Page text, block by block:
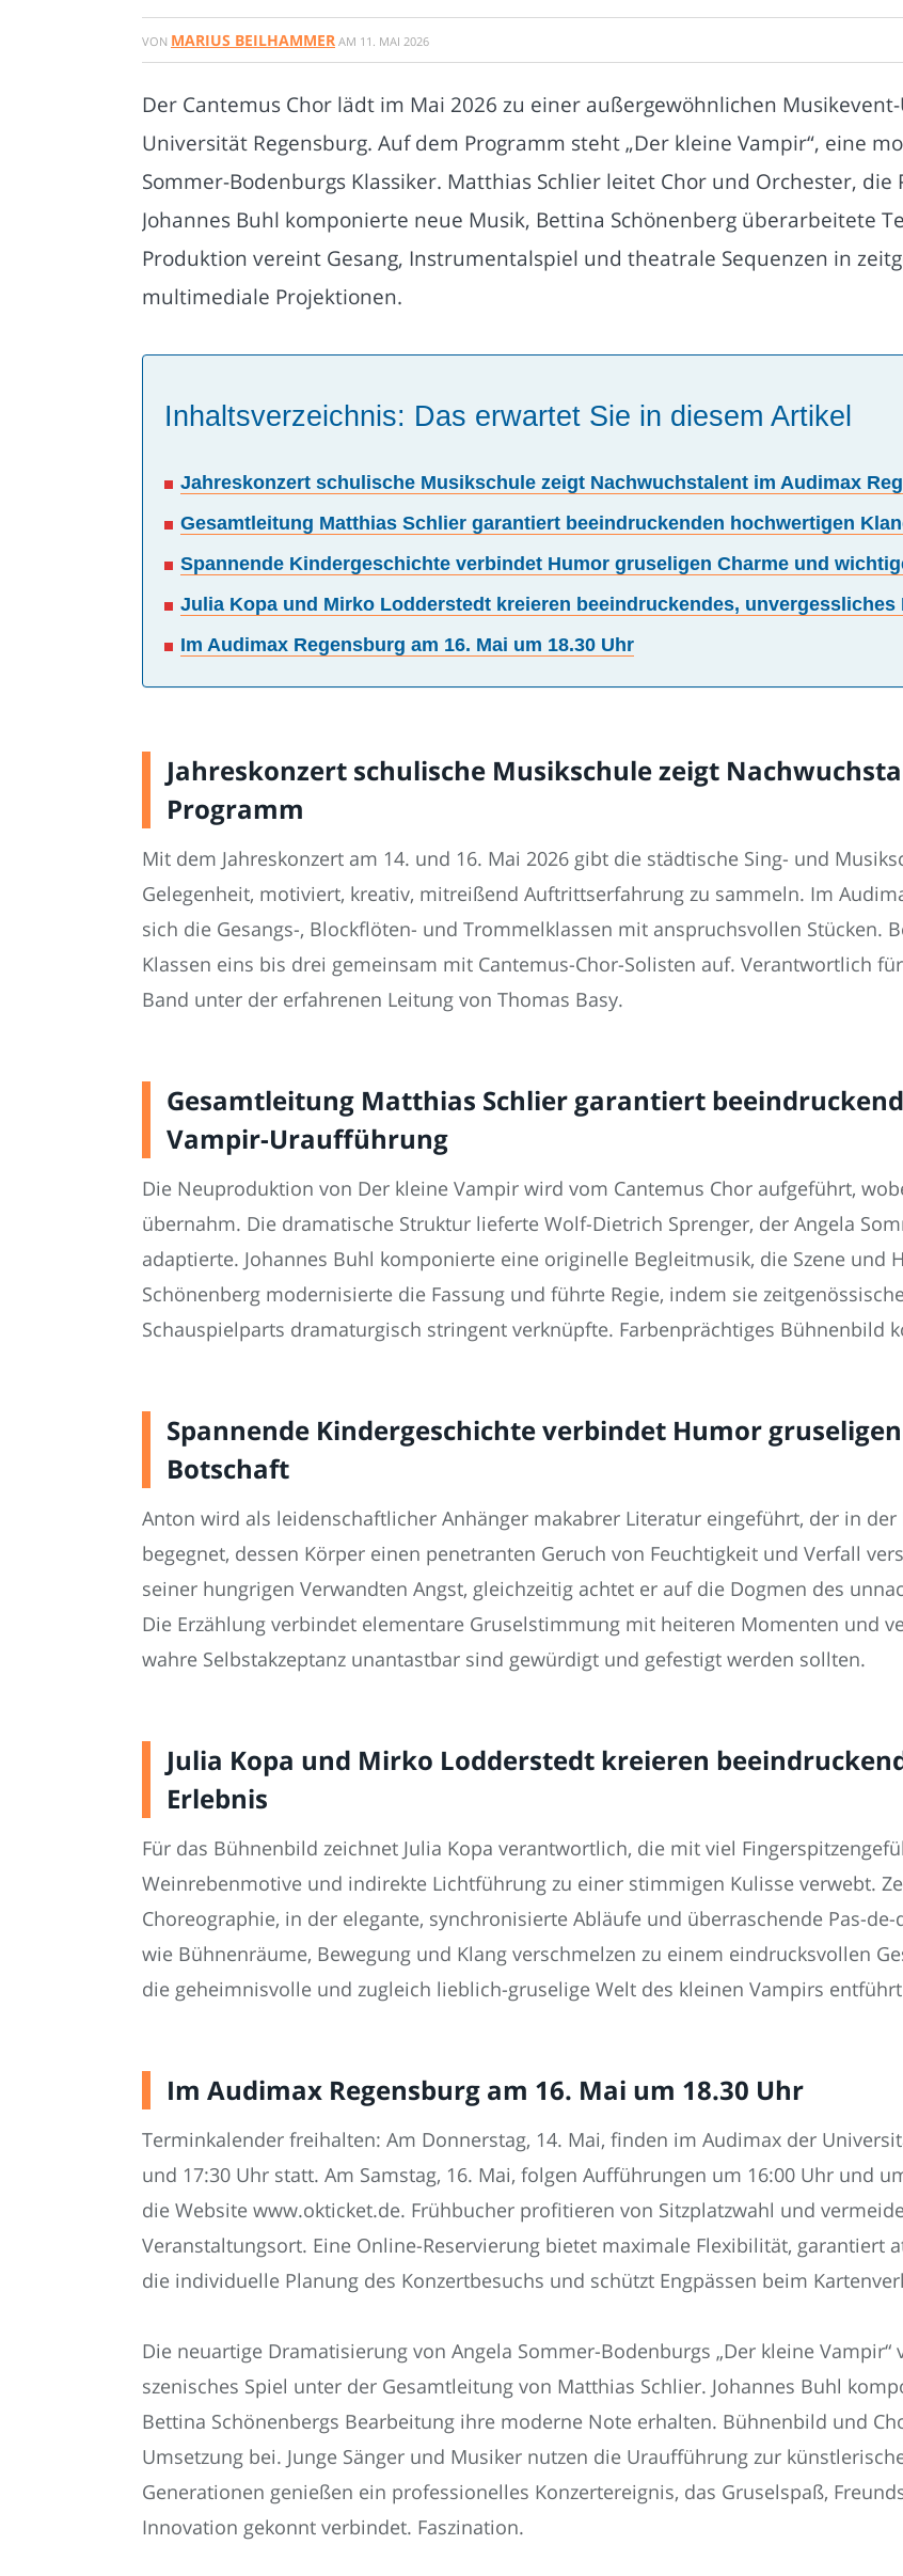
VON MARIUS BEILHAMMER AM 11. MAI 2026
Der Cantemus Chor lädt im Mai 2026 zu einer außergewöhnlichen
Universität Regensburg. Auf dem Programm steht „Der kleine Vampir“, eine
Sommer-Bodenburgs Klassiker. Matthias Schlier leitet Chor und Orchester,
Johannes Buhl komponierte neue Musik, Bettina Schönenberg überarbeitete
Produktion vereint Gesang, Instrumentalspiel und theatrale Sequenzen in
multimediale Projektionen.
Inhaltsverzeichnis: Das erwartet Sie in diesem Artikel
Jahreskonzert schulische Musikschule zeigt Nachwuchstalent im Audimax
Gesamtleitung Matthias Schlier garantiert beeindruckenden hochwertigen
Spannende Kindergeschichte verbindet Humor gruseligen Charme und
Julia Kopa und Mirko Lodderstedt kreieren beeindruckendes, unvergessliches
Im Audimax Regensburg am 16. Mai um 18.30 Uhr
Jahreskonzert schulische Musikschule zeigt
Programm
Mit dem Jahreskonzert am 14. und 16. Mai 2026 gibt die städtische Sing- und
Gelegenheit, motiviert, kreativ, mitreißend Auftrittserfahrung zu sammeln. Im
sich die Gesangs-, Blockflöten- und Trommelklassen mit anspruchsvollen Stücken.
Klassen eins bis drei gemeinsam mit Cantemus-Chor-Solisten auf. Verantwortlich
Band unter der erfahrenen Leitung von Thomas Basy.
Gesamtleitung Matthias Schlier garantiert
Vampir-Uraufführung
Die Neuproduktion von Der kleine Vampir wird vom Cantemus Chor aufgeführt,
übernahm. Die dramatische Struktur lieferte Wolf-Dietrich Sprenger, der Angela
adaptierte. Johannes Buhl komponierte eine originelle Begleitmusik, die Szene
Schönenberg modernisierte die Fassung und führte Regie, indem sie
Schauspielparts dramaturgisch stringent verknüpfte. Farbenprächtiges Bühnenbild
Spannende Kindergeschichte verbindet Humor
Botschaft
Anton wird als leidenschaftlicher Anhänger makabrer Literatur eingeführt, der in
begegnet, dessen Körper einen penetranten Geruch von Feuchtigkeit und Verfall
seiner hungrigen Verwandten Angst, gleichzeitig achtet er auf die Dogmen des
Die Erzählung verbindet elementare Gruselstimmung mit heiteren Momenten und
wahre Selbstakzeptanz unantastbar sind gewürdigt und gefestigt werden sollten.
Julia Kopa und Mirko Lodderstedt kreieren
Erlebnis
Für das Bühnenbild zeichnet Julia Kopa verantwortlich, die mit viel
Weinrebenmotive und indirekte Lichtführung zu einer stimmigen Kulisse verwebt.
Choreographie, in der elegante, synchronisierte Abläufe und überraschende Pas-
wie Bühnenräume, Bewegung und Klang verschmelzen zu einem eindrucksvollen
die geheimnisvolle und zugleich lieblich-gruselige Welt des kleinen Vampirs
Im Audimax Regensburg am 16. Mai um 18.30 Uhr
Terminkalender freihalten: Am Donnerstag, 14. Mai, finden im Audimax der
und 17:30 Uhr statt. Am Samstag, 16. Mai, folgen Aufführungen um 16:00 Uhr und
die Website www.okticket.de. Frühbucher profitieren von Sitzplatzwahl und
Veranstaltungsort. Eine Online-Reservierung bietet maximale Flexibilität, garantiert
die individuelle Planung des Konzertbesuchs und schützt Engpässen beim
Die neuartige Dramatisierung von Angela Sommer-Bodenburgs „Der kleine
szenisches Spiel unter der Gesamtleitung von Matthias Schlier. Johannes Buhl
Bettina Schönenbergs Bearbeitung ihre moderne Note erhalten. Bühnenbild und
Umsetzung bei. Junge Sänger und Musiker nutzen die Uraufführung zur
Generationen genießen ein professionelles Konzertereignis, das Gruselspaß,
Innovation gekonnt verbindet. Faszination.